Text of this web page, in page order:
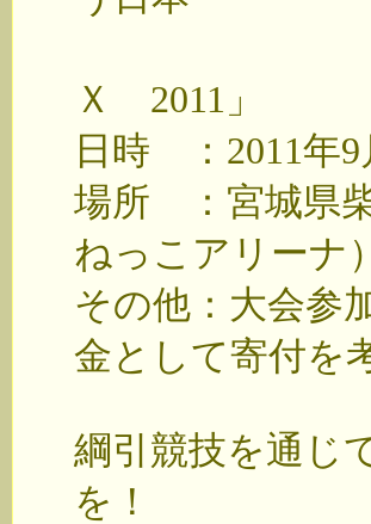
Ｘ 2011」
日時 ：2011年9
場所 ：宮城県
ねっこアリーナ）
その他：大会参
金として寄付を
綱引競技を通じ
を！